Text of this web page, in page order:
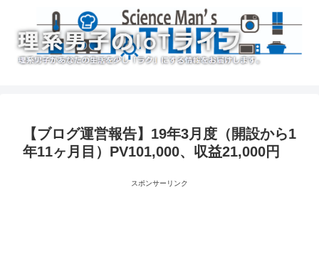
【ブログ運営報告】19年3月度（開設から1
年11ヶ月目）PV101,000、収益21,000円
スポンサーリンク